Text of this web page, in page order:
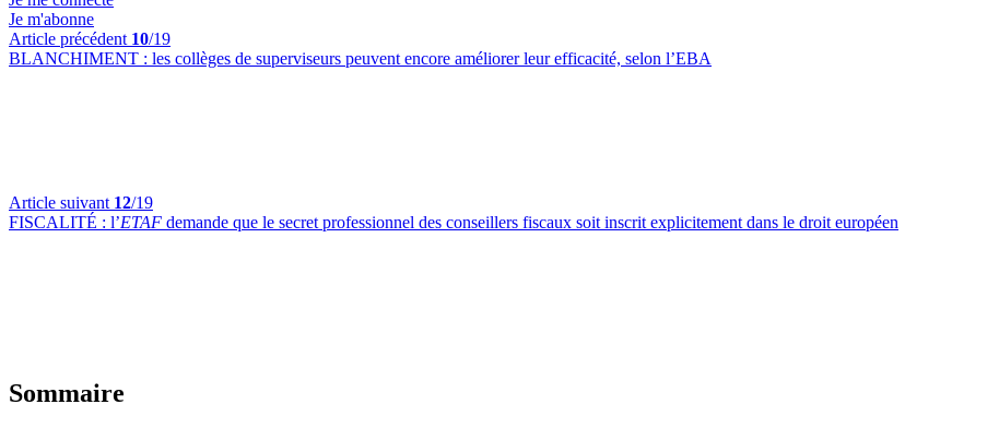
Je m'abonne
Article précédent 10/19
BLANCHIMENT : les collèges de superviseurs peuvent encore améliorer leur efficacité, selon l’EBA
Article suivant 12/19
FISCALITÉ : l’ETAF demande que le secret professionnel des conseillers fiscaux soit inscrit explicitement dans le droit européen
Sommaire